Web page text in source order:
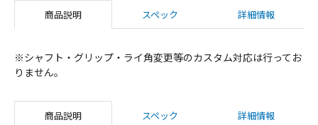
商品説明 スペック 詳細情報
※シャフト・グリップ・ライ角変更等のカスタム対応は行ってお
りません。
商品説明 スペック 詳細情報